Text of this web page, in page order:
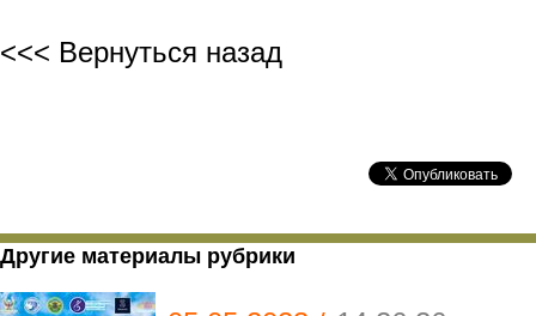
<<< Вернуться назад
Другие материалы рубрики